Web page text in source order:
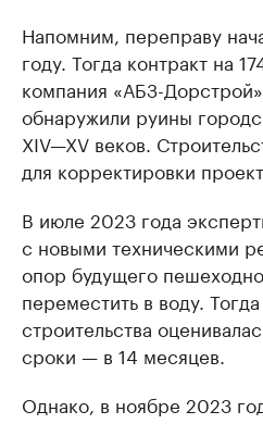
Напомним, переправу
году. Тогда контракт на
компания «АБЗ-
обнаружили руины
XIV—XV веков.
для корректировки
В июле 2023 года
с новыми техническими
опор будущего
переместить в воду.
строительства
сроки — в 14 месяцев.
Однако, в ноябре 2023